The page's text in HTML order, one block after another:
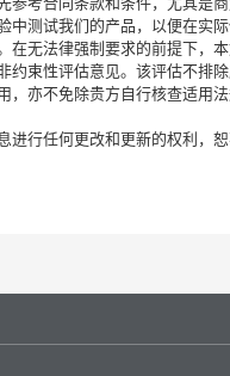
中测试我们的产品，以便在实
在无法律强制要求的前提下，
约束性评估意见。该评估不排除
，亦不免除贵方自行核查适用法
进行任何更改和更新的权利，恕